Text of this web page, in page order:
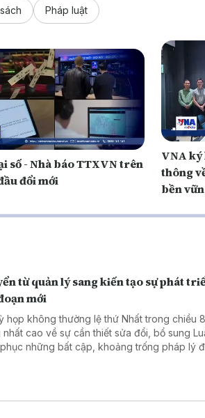
Pháp luật
số - Nhà báo TTXVN trên
đổi mới
VNA
thông
bền
từ quản lý sang kiến tạo sự phát
mới
họp không thường lệ thứ Nhất trong chiều
nhất cao về sự cần thiết sửa đổi, bổ sung
những bất cập, khoảng trống pháp lý